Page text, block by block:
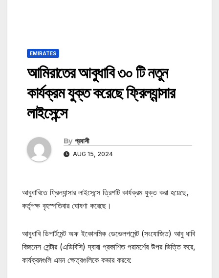
EMIRATES
আমিরাতের আবুধাবি ৩০ টি নতুন
কার্যক্রম যুক্ত করেছে ফ্রিল্যান্সার
লাইসেন্সে
By প্রবাসী
AUG 15, 2024
আবুধাবিতে ফ্রিল্যান্সার লাইসেন্সে ত্রিশটি কার্যক্রম যুক্ত করা হয়েছে,
কর্তৃপক্ষ বৃহস্পতিবার ঘোষণা করেছে।
আবুধাবি ডিপার্টমেন্ট অফ ইকোনমিক ডেভেলপমেন্ট (সংযোজিত) আবু ধাবি
বিজনেস সেন্টার (এডিবিসি) দ্বারা প্রকাশিত পরামর্শের উপর ভিত্তি করে,
কার্যক্রমগুলি এমন ক্ষেত্রগুলিকে কভার করবে: